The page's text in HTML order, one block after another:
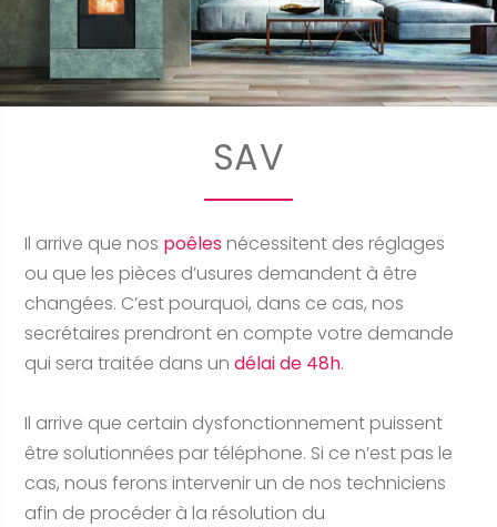
SAV
Il arrive que nos poêles nécessitent des réglages
ou que les pièces d’usures demandent à être
changées. C’est pourquoi, dans ce cas, nos
secrétaires prendront en compte votre demande
qui sera traitée dans undélai de 48h.
Il arrive que certain dysfonctionnement puissent
être solutionnées par téléphone. Si ce n’est pas le
cas, nous ferons intervenir un de nos techniciens
afin de procéder à la résolution du